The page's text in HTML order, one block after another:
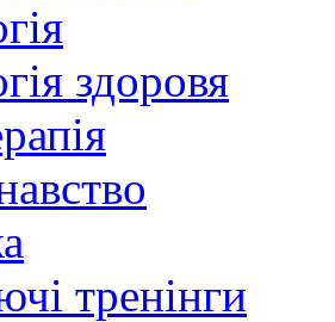
здоровя
тренінги